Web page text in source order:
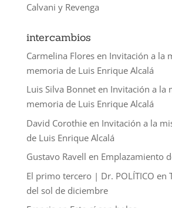
Calvani y Revenga
intercambios
Carmelina Floresen Invitación a la
memoria de Luis Enrique Alcalá
Luis Silva Bonneten Invitación a la
memoria de Luis Enrique Alcalá
David Corothieen Invitación a la
de Luis Enrique Alcalá
Gustavo Ravell en Emplazamiento
El primo tercero | Dr. POLÍTICO en
del sol de diciembre